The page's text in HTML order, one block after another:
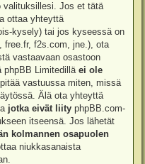
valituksillesi. Jos et tätä
ottaa yhteyttä
kysely) tai jos kyseessä on
free.fr, f2s.com, jne.), ota
vastaavaan osastoon
phpBB Limitedillä ei ole
vastuussa miten, missä
Älä ota yhteyttä
jotka eivät liity phpBB.com-
itseensä. Jos lähetät
kolmannen osapuolen
niukkasanaista